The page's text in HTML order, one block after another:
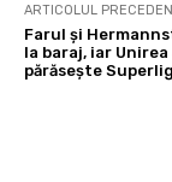
ARTICOLUL
Farul și
la baraj, iar Unirea
părăsește